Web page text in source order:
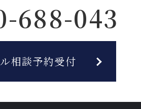
688-043
相談予約受付